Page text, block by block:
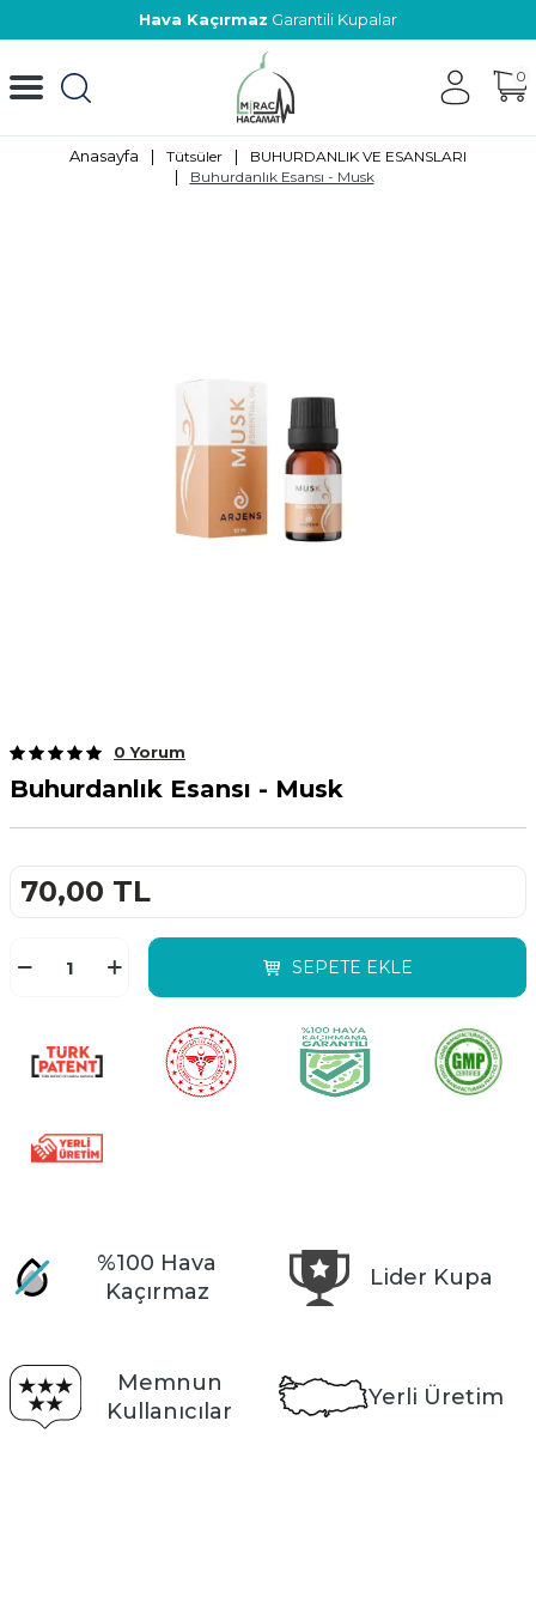
Hava Kaçırmaz Garantili Kupalar
0
Anasayfa | Tütsüler | BUHURDANLIK VE ESANSLARI
| Buhurdanlık Esansı - Musk
0 Yorum
Buhurdanlık Esansı - Musk
70,00 TL
SEPETE EKLE
%100 Hava
Kaçırmaz
Lider Kupa
Memnun
Kullanıcılar
Yerli Üretim